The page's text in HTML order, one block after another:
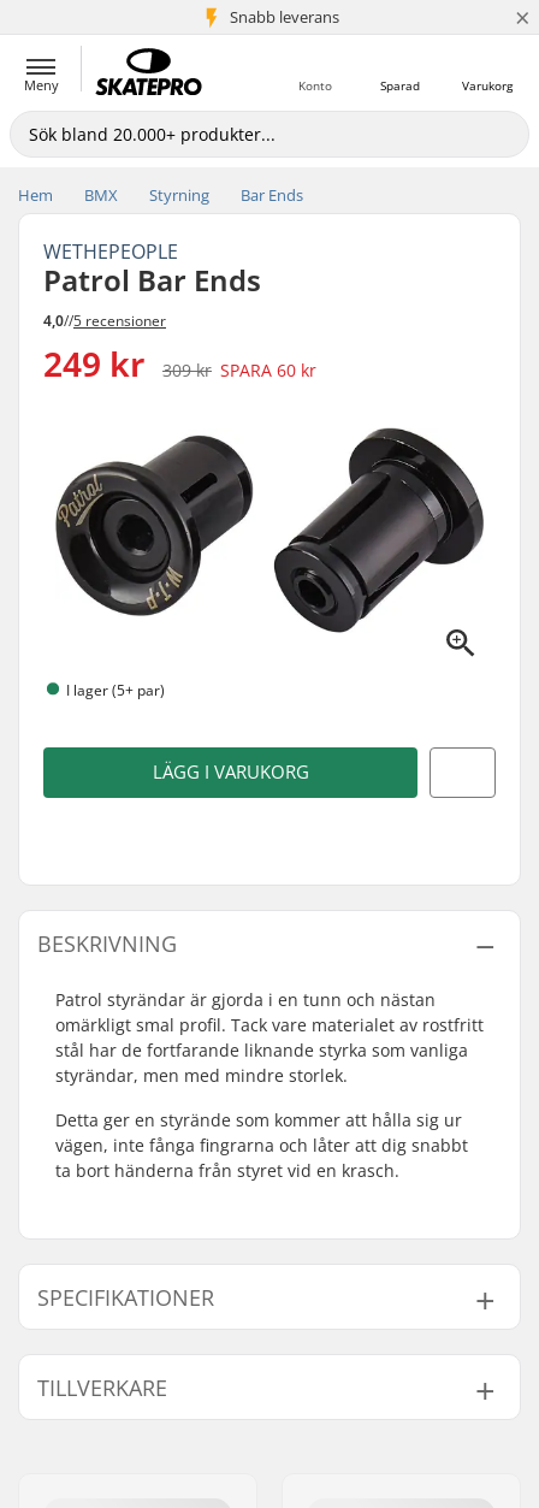
Snabb leverans
5+ milj. kunder ×
Meny Varukorg
Sparad
Konto
Hem BMX Styrning Bar Ends
WETHEPEOPLE
Patrol Bar Ends
4,0//5 recensioner
249 kr 309 kr SPARA 60 kr
I lager (5+ par)
LÄGG I VARUKORG
BESKRIVNING
Patrol styrändar är gjorda i en tunn och nästan
omärkligt smal profil. Tack vare materialet av rostfritt
stål har de fortfarande liknande styrka som vanliga
styrändar, men med mindre storlek.
Detta ger en styrände som kommer att hålla sig ur
vägen, inte fånga fingrarna och låter att dig snabbt
ta bort händerna från styret vid en krasch.
SPECIFIKATIONER
Bar-ends som passar
till:
Stål
TILLVERKARE